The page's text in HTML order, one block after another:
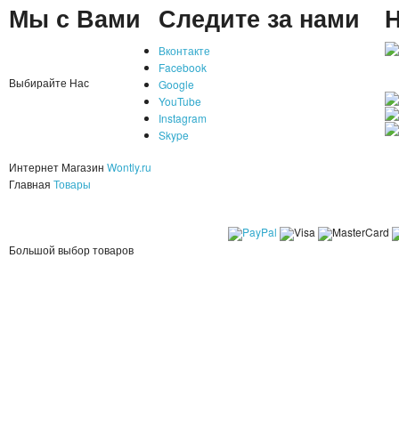
Мы с Вами
Выбирайте Нас
Следите за нами
Вконтакте
Facebook
Google
YouTube
Instagram
Skype
Интернет Магазин Wontly.ru
Главная Товары
Большой выбор товаров